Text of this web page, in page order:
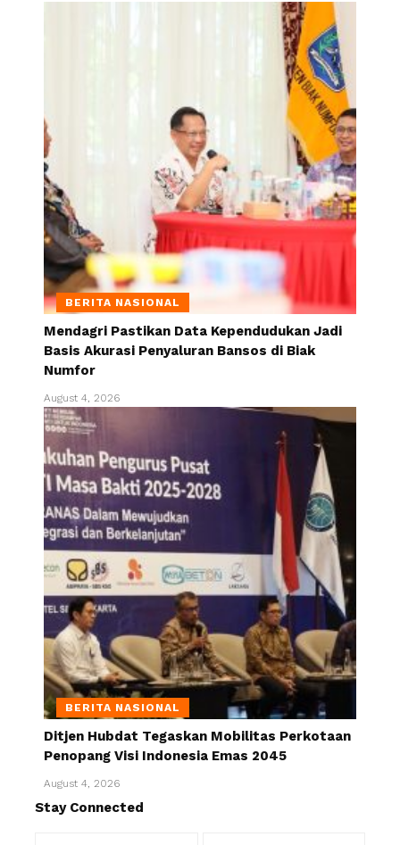
BERITA NASIONAL
Mendagri Pastikan Data Kependudukan Jadi
Basis Akurasi Penyaluran Bansos di Biak
Numfor
August 4, 2026
BERITA NASIONAL
Ditjen Hubdat Tegaskan Mobilitas Perkotaan
Penopang Visi Indonesia Emas 2045
August 4, 2026
Stay Connected